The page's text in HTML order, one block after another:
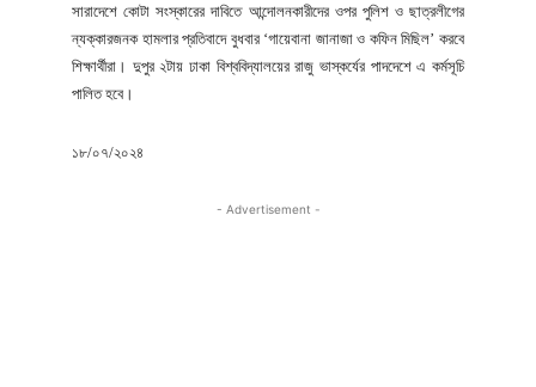
সারাদেশে কোটা সংস্কারের দাবিতে আন্দোলনকারীদের ওপর পুলিশ ও ছাত্রলীগের
ন্যক্কারজনক হামলার প্রতিবাদে বুধবার ‘গায়েবানা জানাজা ও কফিন মিছিল’ করবে
শিক্ষার্থীরা। দুপুর ২টায় ঢাকা বিশ্ববিদ্যালয়ের রাজু ভাস্কর্যের পাদদেশে এ কর্মসূচি
পালিত হবে।
১৮/০৭/২০২৪
- Advertisement -